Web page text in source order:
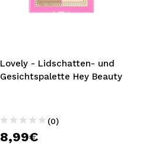
Lovely - Lidschatten- und
Gesichtspalette Hey Beauty
(0)
8,99€